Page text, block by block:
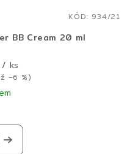
BB Cream 20 ml
/ ks
–6 %)
KÓD: 934/21